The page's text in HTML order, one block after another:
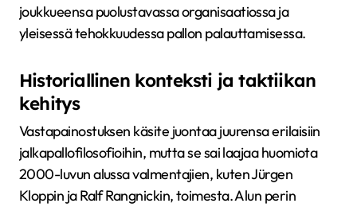
joukkueensa puolustavassa organisaatiossa ja
yleisessä tehokkuudessa pallon palauttamisessa.
Historiallinen konteksti ja taktiikan
kehitys
Vastapainostuksen käsite juontaa juurensa erilaisiin
jalkapallofilosofioihin, mutta se sai laajaa huomiota
2000-luvun alussa valmentajien, kuten Jürgen
Kloppin ja Ralf Rangnickin, toimesta. Alun perin